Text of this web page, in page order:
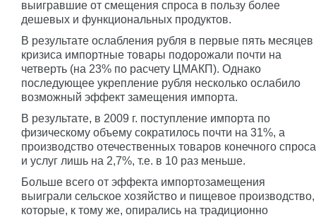
выигравшие от смещения спроса в пользу более
дешевых и функциональных продуктов.
В результате ослабления рубля в первые пять месяцев
кризиса импортные товары подорожали почти на
четверть (на 23% по расчету ЦМАКП). Однако
последующее укрепление рубля несколько ослабило
возможный эффект замещения импорта.
В результате, в 2009 г. поступление импорта по
физическому объему сократилось почти на 31%, а
производство отечественных товаров конечного спроса
и услуг лишь на 2,7%, т.е. в 10 раз меньше.
Больше всего от эффекта импортозамещения
выиграли сельское хозяйство и пищевое производство,
которые, к тому же, опирались на традиционно